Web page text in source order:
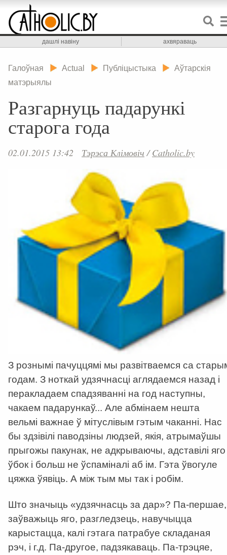
дашлі навіну ахвяраваць
Галоўная Actual Публіцыстыка
Аўтарскія
матэрыялы
Разгарнуць падарункі
старога года
02.01.2015 13:42 Тэрэса Клімовіч /Catholic.by
З рознымі пачуццямі мы развітваемся са
годам. З ноткай удзячнасці аглядаемся назад і
перакладаем спадзяванні на год наступны,
чакаем падарункаў... Але абмінаем нешта
вельмі важнае ў мітуслівым гэтым чаканні. Нас
бы здзівілі паводзіны людзей, якія, атрымаўшы
прыгожы пакунак, не адкрываючы, адставілі яго
ўбок і больш не ўспаміналі аб ім. Гэта ўвогуле
цяжка ўявіць. А між тым мы так і робім.
Што значыць «удзячнасць за дар»? Па-першае,
заўважыць яго, разгледзець, навучыцца
карыстацца, калі гэтага патрабуе складаная
рэч, і г.д. Па-другое, падзякаваць. Па-трэцяе,